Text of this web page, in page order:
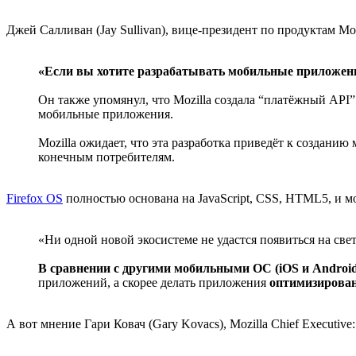
Джей Салливан (Jay Sullivan), вице-президент по продуктам
«Если вы хотите разрабатывать мобильные
Он также упомянул, что Mozilla создала “платёжный
мобильные приложения.
Mozilla ожидает, что эта разработка приведёт к
конечным потребителям.
Firefox OS полностью основана на JavaScript, CSS, HTML5, и
«Ни одной новой экосистеме не удастся появиться на
В сравнении с другими мобильными ОС (iOS и
приложений, а скорее делать приложения
А вот мнение Гари Ковач (Gary Kovacs), Mozilla Chief Executive: